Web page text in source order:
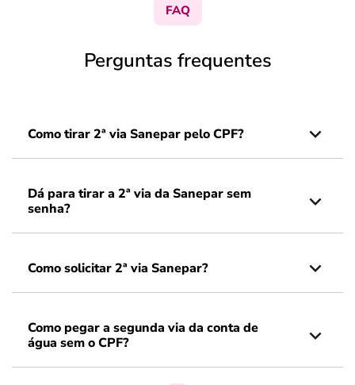
FAQ
Perguntas frequentes
Como tirar 2ª via Sanepar pelo CPF?
Dá para tirar a 2ª via da Sanepar sem
senha?
Como solicitar 2ª via Sanepar?
Como pegar a segunda via da conta de
água sem o CPF?